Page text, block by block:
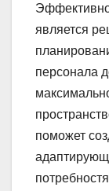
является
персонала
поможет